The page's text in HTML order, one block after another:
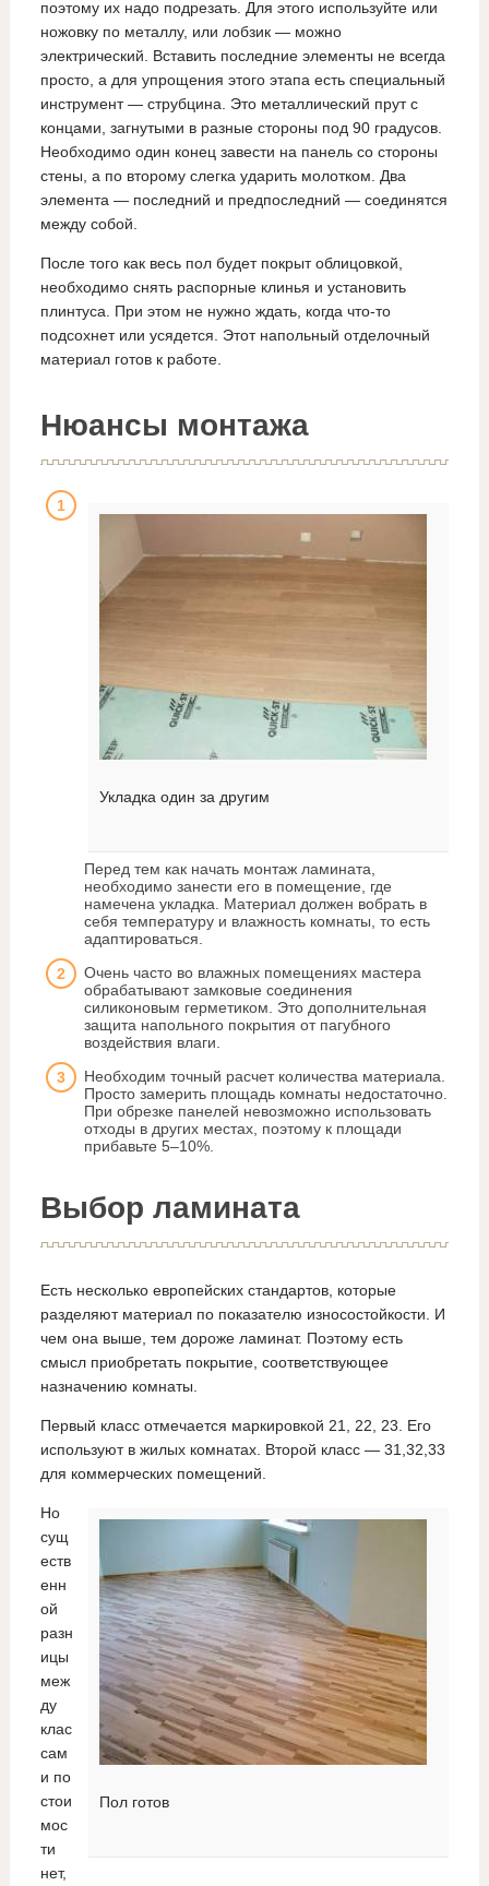
поэтому их надо подрезать. Для этого используйте или
ножовку по металлу, или лобзик — можно
электрический. Вставить последние элементы не всегда
просто, а для упрощения этого этапа есть специальный
инструмент — струбцина. Это металлический прут с
концами, загнутыми в разные стороны под 90 градусов.
Необходимо один конец завести на панель со стороны
стены, а по второму слегка ударить молотком. Два
элемента — последний и предпоследний — соединятся
между собой.
После того как весь пол будет покрыт облицовкой,
необходимо снять распорные клинья и установить
плинтуса. При этом не нужно ждать, когда что-то
подсохнет или усядется. Этот напольный отделочный
материал готов к работе.
Нюансы монтажа
Укладка один за другим
Перед тем как начать монтаж ламината,
необходимо занести его в помещение, где
намечена укладка. Материал должен вобрать в
себя температуру и влажность комнаты, то есть
адаптироваться.
Очень часто во влажных помещениях мастера
обрабатывают замковые соединения
силиконовым герметиком. Это дополнительная
защита напольного покрытия от пагубного
воздействия влаги.
Необходим точный расчет количества материала.
Просто замерить площадь комнаты недостаточно.
При обрезке панелей невозможно использовать
отходы в других местах, поэтому к площади
прибавьте 5–10%.
Выбор ламината
Есть несколько европейских стандартов, которые
разделяют материал по показателю износостойкости. И
чем она выше, тем дороже ламинат. Поэтому есть
смысл приобретать покрытие, соответствующее
назначению комнаты.
Первый класс отмечается маркировкой 21, 22, 23. Его
используют в жилых комнатах. Второй класс — 31,32,33
для коммерческих помещений.
Пол готов
Но
сущ
еств
енн
ой
разн
ицы
меж
ду
клас
сам
и по
стои
мос
ти
нет,